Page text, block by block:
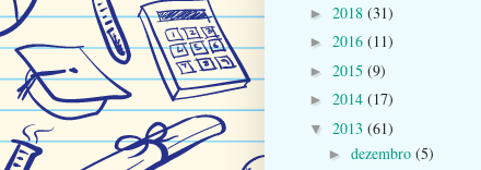
► 2018 (31)
► 2016 (11)
► 2015 (9)
► 2014 (17)
▼ 2013 (61)
► dezembro (5)